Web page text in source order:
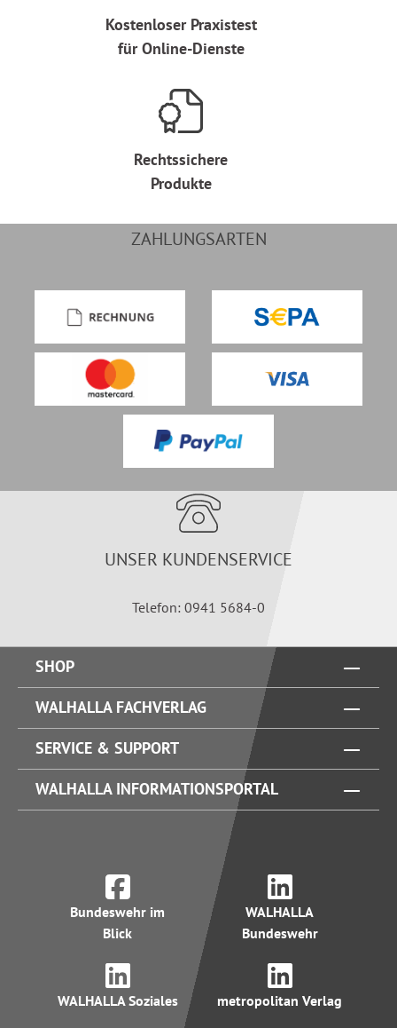
Kostenloser Praxistest
für Online-Dienste
Rechtssichere
Produkte
ZAHLUNGSARTEN
UNSER KUNDENSERVICE
Telefon: 0941 5684-0
SHOP
WALHALLA FACHVERLAG
SERVICE & SUPPORT
WALHALLA INFORMATIONSPORTAL
Bundeswehr im
Blick
WALHALLA
Bundeswehr
WALHALLA Soziales metropolitan Verlag